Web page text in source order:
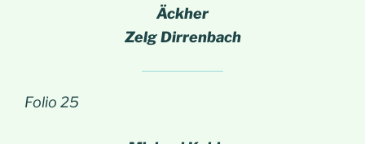
Äckher
Zelg Dirrenbach
Folio 25